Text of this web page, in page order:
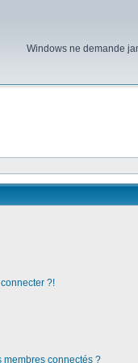
Windows ne demande
?!
membres connectés ?